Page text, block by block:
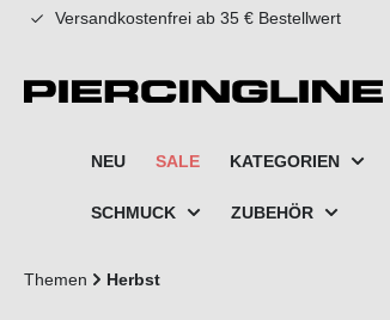
springen Zur Hauptnavigation springen
Versandkostenfrei ab 35 € Bestellwert
NEU SALE KATEGORIEN
SCHMUCK ZUBEHÖR
Themen Herbst